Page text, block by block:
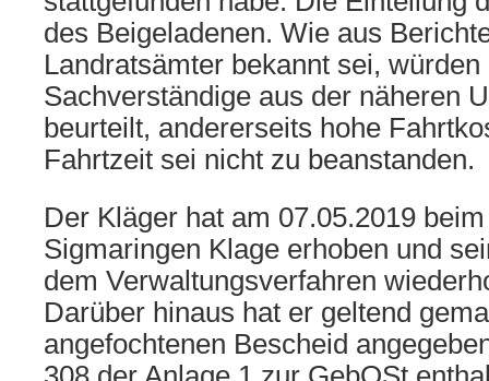
des Beigeladenen. Wie aus
Landratsämter bekannt sei,
Sachverständige aus der näheren
beurteilt, andererseits hohe
Fahrtzeit sei nicht zu beanstanden.
Der Kläger hat am 07.05.2019
Sigmaringen Klage erhoben und
dem Verwaltungsverfahren
Darüber hinaus hat er geltend
angefochtenen Bescheid